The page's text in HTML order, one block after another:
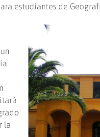
estudiantes de
la